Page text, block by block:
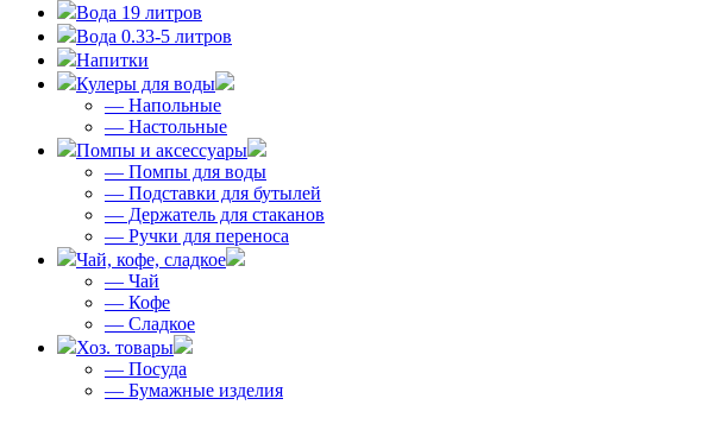
Вода 19 литров
Вода 0.33-5 литров
Напитки
Кулеры для воды
— Напольные
— Настольные
Помпы и аксессуары
— Помпы для воды
— Подставки для бутылей
— Держатель для стаканов
— Ручки для переноса
Чай, кофе, сладкое
— Чай
— Кофе
— Сладкое
Хоз. товары
— Посуда
— Бумажные изделия